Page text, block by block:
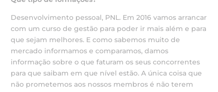
Desenvolvimento pessoal, PNL. Em 2016 vamos arrancar
com um curso de gestão para poder ir mais além e para
que sejam melhores. E como sabemos muito de
mercado informamos e comparamos, damos
informação sobre o que faturam os seus concorrentes
para que saibam em que nível estão. A única coisa que
não prometemos aos nossos membros é não terem